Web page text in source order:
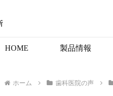
HOME 製品情報
ホーム 歯科医院の声